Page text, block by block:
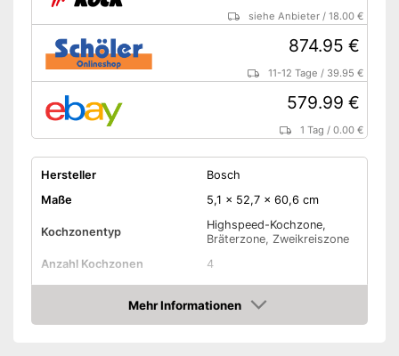
siehe Anbieter /18.00 €
874.95 €
11-12 Tage / 39.95 €
579.99 €
1 Tag /0.00 €
Hersteller
Bosch
Maße
5,1 x 52,7 x 60,6 cm
Kochzonentyp
Highspeed-Kochzone,
Bräterzone, Zweikreiszone
Anzahl Kochzonen
4
Anzahl Leistungsstufen
17
Mehr Informationen
Amazon